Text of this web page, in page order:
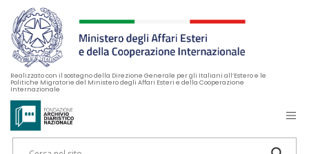
Realizzato con il sostegno della Direzione Generale per gli Italiani all’Estero e le
Politiche Migratorie del Ministero degli Affari Esteri e della Cooperazione
Internazionale